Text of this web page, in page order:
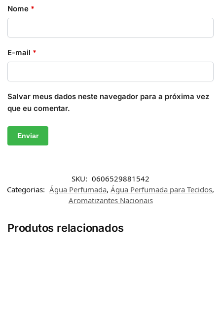
Nome *
E-mail *
Salvar meus dados neste navegador para a próxima vez
que eu comentar.
SKU: 0606529881542
Categorias: Água Perfumada, Água Perfumada para Tecidos,
Aromatizantes Nacionais
Produtos relacionados